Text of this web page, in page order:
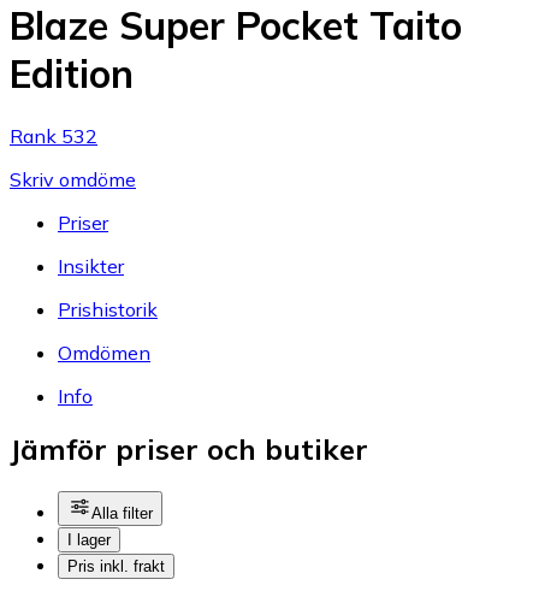
Blaze Super Pocket Taito
Edition
Rank 532
Skriv omdöme
Priser
Insikter
Prishistorik
Omdömen
Info
Jämför priser och butiker
Alla filter
I lager
Pris inkl. frakt